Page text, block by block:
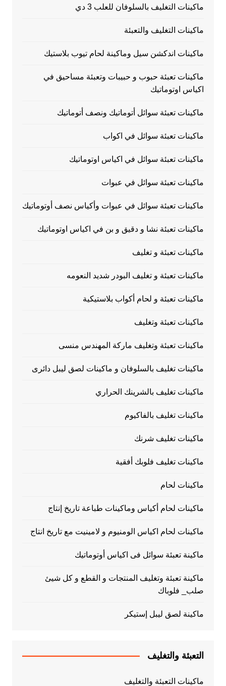
ماكينات التغليف بالسلوفان للعلب 3 دي
ماكينات التغليف والتعبئة
ماكينات اندكشن سيل وماكينة لحام تيوب بلاستيك
ماكينات تعبئة حبوب و حبيبات وتعبئة مساحيق في
اكياس اوتوماتيك
ماكينات تعبئة سوائل أتوماتيك ونصف أتوماتيك
ماكينات تعبئة سوائل في اكواب
ماكينات تعبئة سوائل في اكياس اوتوماتيك
ماكينات تعبئة سوائل في عبوات
ماكينات تعبئة سوائل في عبوات وأكياس نصف أوتوماتيك
ماكينات تعبئة نشا و دقيق و بن في اكياس اوتوماتيك
ماكينات تعبئة و تغليف
ماكينات تعبئة و تغليف البودر شديد النعومه
ماكينات تعبئة و لحام أكواب بلاستيكية
ماكينات تعبئة وتغليف
ماكينات تعبئة وتغليف ماركة المهندس منسى
ماكينات تغليف بالسلوفان و ماكينات لصق ليبل دائرى
ماكينات تغليف بالشرينك الحراري
ماكينات تغليف بالفاكيوم
ماكينات تغليف شرنك
ماكينات تغليف فلوبك أفقية
ماكينات لحام
ماكينات لحام أكياس وماكينات طباعة تاريخ إنتاج
ماكينات لحام اكياس الومنيوم و لامينيت مع تاريخ انتاج
ماكينة تعبئة سوائل فى اكياس أوتوماتيك
ماكينة تعبئة وتغليف المنتجات و القطع و كل شيئ
صلب_ فلوباك
ماكينة لصق ليبل إستيكر
التعبئة والتغليف
ماكينات التعبئة والتغليف